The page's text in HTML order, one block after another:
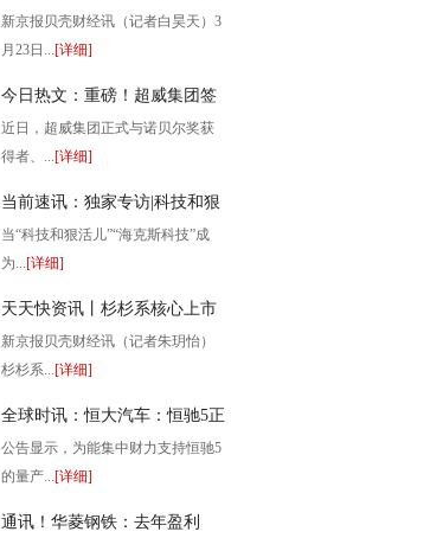
场销量排行发布，奔驰、宝
马、奥迪领衔
新京报贝壳财经讯（记者白昊天）3
月23日...[详细]
今日热文：重磅！超威集团签
约石墨烯之父
近日，超威集团正式与诺贝尔奖获
得者、...[详细]
当前速讯：独家专访|科技和狠
活儿回归 辛吉飞：没制造焦
虑，考虑进军带货
当“科技和狠活儿”“海克斯科技”成
为...[详细]
天天快资讯丨杉杉系核心上市
公司完成交接班 郑驹出任杉杉
股份董事长
新京报贝壳财经讯（记者朱玥怡）
杉杉系...[详细]
全球时讯：恒大汽车：恒驰5正
在持续量产，已交付900辆
公告显示，为能集中财力支持恒驰5
的量产...[详细]
通讯！华菱钢铁：去年盈利